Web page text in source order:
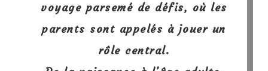
voyage parsemé de défis, où les
parents sont appelés à jouer un
rôle central.